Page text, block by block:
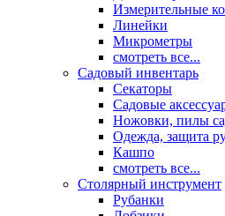
Измерительные
Линейки
Микрометры
смотреть все...
Садовый инвентарь
Секаторы
Садовые
Ножовки, пилы
Одежда, защита
Кашпо
смотреть все...
Столярный инструмент
Рубанки